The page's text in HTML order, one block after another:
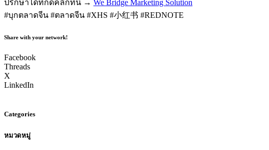
ปรึกษาได้ที่กดคลิ๊กที่นี่ → We Bridge Marketing Solution
#บุกตลาดจีน #ตลาดจีน #XHS #小红书 #REDNOTE
Share with your network!
Facebook
Threads
X
LinkedIn
Categories
หมวดหมู่